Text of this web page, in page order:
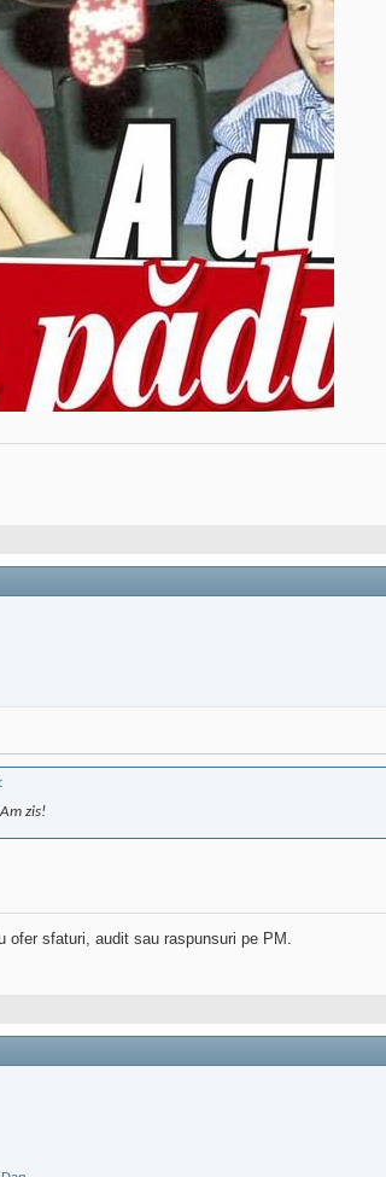
zis!
ofer sfaturi, audit sau raspunsuri pe PM.